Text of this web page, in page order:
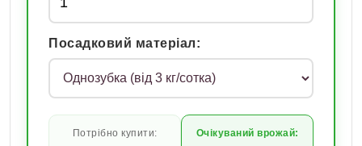
Посадковий матеріал:
Потрібно купити: Очікуваний врожай: